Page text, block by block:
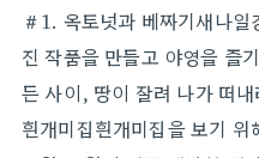
＃1. 옥토넛과 베짜기새나
진 작품을 만들고 야영을 즐
든 사이, 땅이 잘려 나가 떠
흰개미집흰개미집을 보기